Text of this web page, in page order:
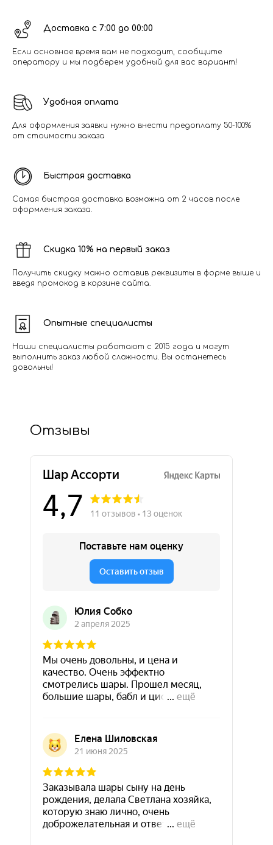
Доставка с 7:00 до 00:00
Если основное время вам не подходит, сообщите
оператору и мы подберем удобный для вас вариант!
Удобная оплата
Для оформления заявки нужно внести предоплату 50-100%
от стоимости заказа
Быстрая доставка
Самая быстрая доставка возможна от 2 часов после
оформления заказа.
Скидка 10% на первый заказ
Получить скидку можно оставив реквизиты в форме выше и
введя промокод в корзине сайта.
Опытные специалисты
Наши специалисты работают с 2015 года и могут
выполнить заказ любой сложности. Вы останетесь
довольны!
Отзывы